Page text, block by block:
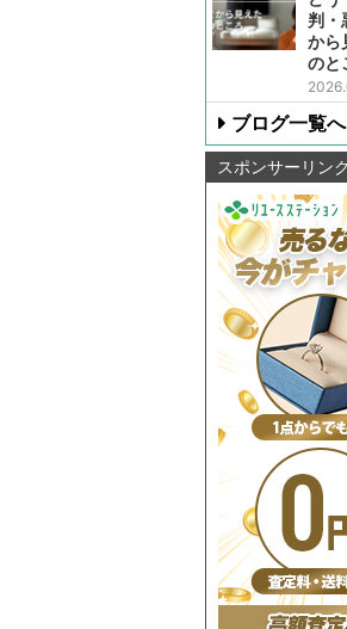
判・
から
のと
ブログ一覧へ
スポンサーリンク